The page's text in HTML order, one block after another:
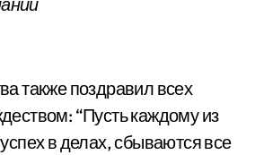
также поздравил всех
“Пусть каждому из
успех в делах, сбываются все